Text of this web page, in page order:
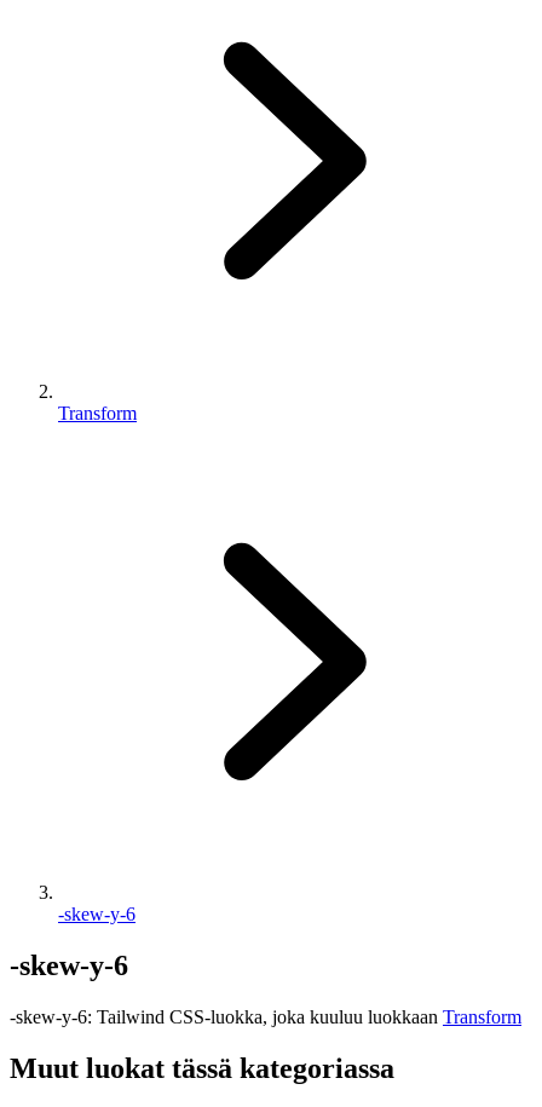
Transform
-skew-y-6
-skew-y-6
-skew-y-6: Tailwind CSS-luokka, joka kuuluu luokkaan Transform
Muut luokat tässä kategoriassa